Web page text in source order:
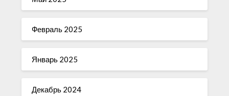
Февраль 2025
Январь 2025
Декабрь 2024